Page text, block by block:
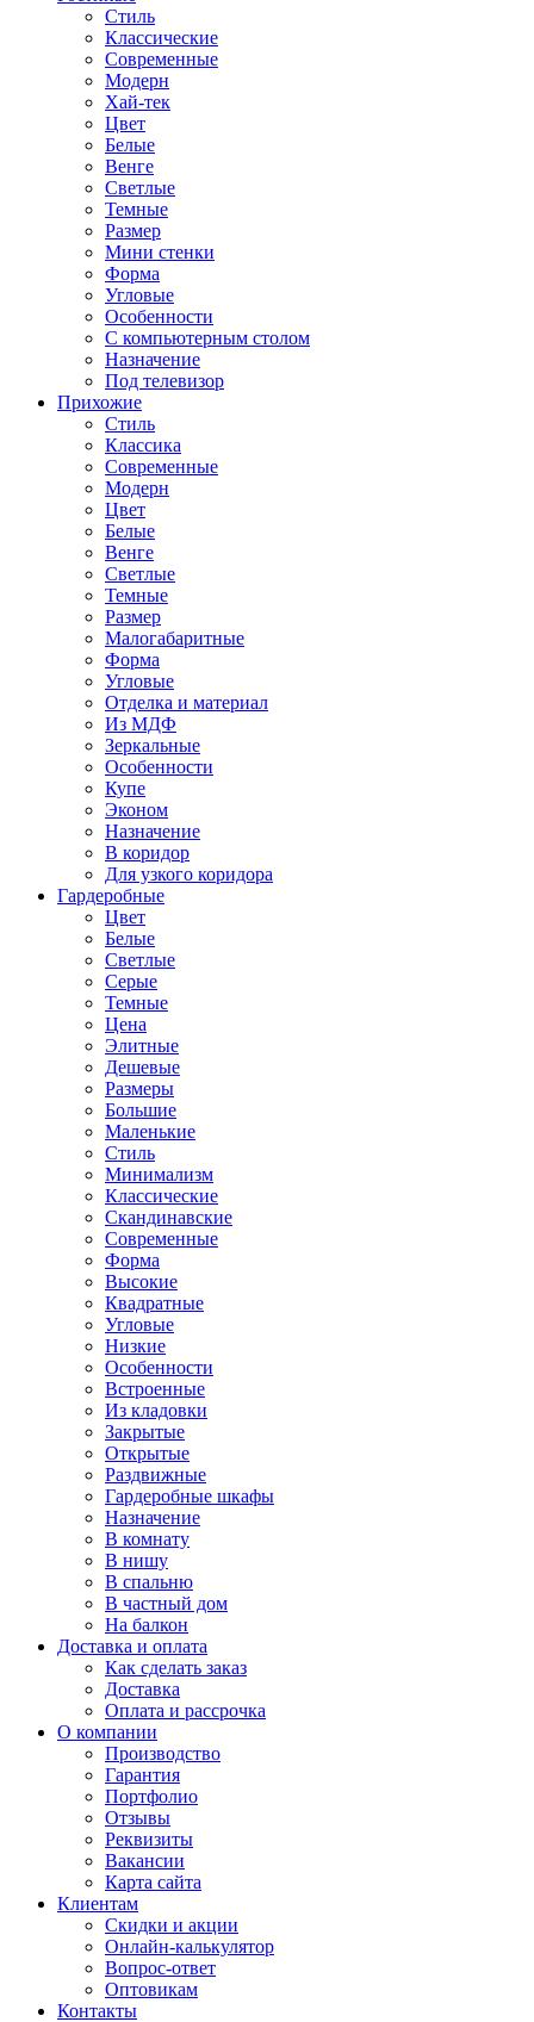
Стиль
Классические
Современные
Модерн
Хай-тек
Цвет
Белые
Венге
Светлые
Темные
Размер
Мини стенки
Форма
Угловые
Особенности
С компьютерным столом
Назначение
Под телевизор
Прихожие
Стиль
Классика
Современные
Модерн
Цвет
Белые
Венге
Светлые
Темные
Размер
Малогабаритные
Форма
Угловые
Отделка и материал
Из МДФ
Зеркальные
Особенности
Купе
Эконом
Назначение
В коридор
Для узкого коридора
Гардеробные
Цвет
Белые
Светлые
Серые
Темные
Цена
Элитные
Дешевые
Размеры
Большие
Маленькие
Стиль
Минимализм
Классические
Скандинавские
Современные
Форма
Высокие
Квадратные
Угловые
Низкие
Особенности
Встроенные
Из кладовки
Закрытые
Открытые
Раздвижные
Гардеробные шкафы
Назначение
В комнату
В нишу
В спальню
В частный дом
На балкон
Доставка и оплата
Как сделать заказ
Доставка
Оплата и рассрочка
О компании
Производство
Гарантия
Портфолио
Отзывы
Реквизиты
Вакансии
Карта сайта
Клиентам
Скидки и акции
Онлайн-калькулятор
Вопрос-ответ
Оптовикам
Контакты